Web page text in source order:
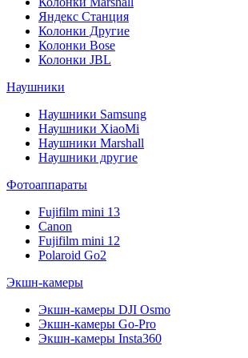
Яндекс Станция
Колонки Другие
Колонки Bose
Колонки JBL
Наушники
Наушники Samsung
Наушники XiaoMi
Наушники Marshall
Наушники другие
Фотоаппараты
Fujifilm mini 13
Canon
Fujifilm mini 12
Polaroid Go2
Экшн-камеры
Экшн-камеры DJI Osmo
Экшн-камеры Go-Pro
Экшн-камеры Insta360